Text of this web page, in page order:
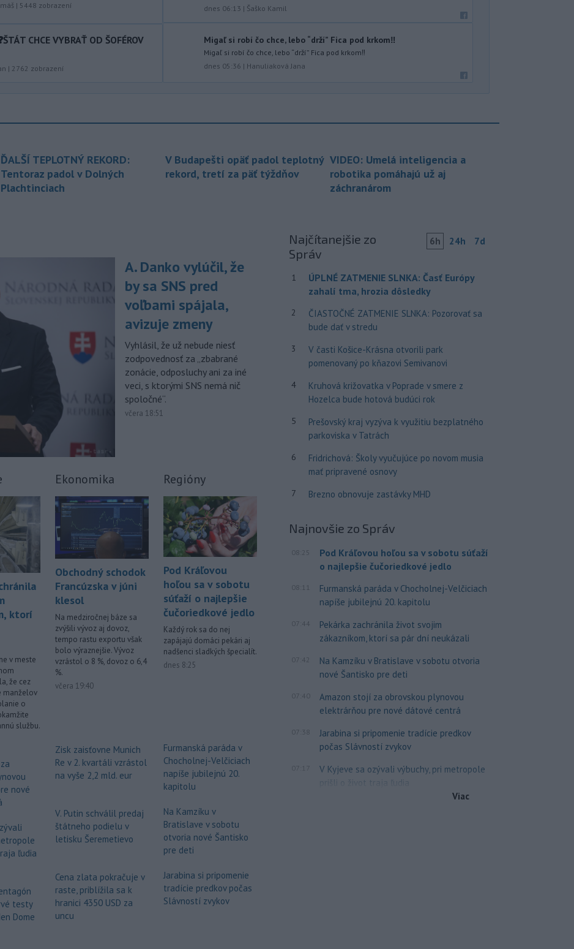
Podporu kandidatúre
Organizácie Spojených národov (OSN)
na roky 2028 až 2029 písomne
vyjadrilo už 123 zo 193 členských
cudzincov v Nitre uviedol prezident
SR Peter Pellegrini.
- Silné búrky vo štvrtok
vyvolali v hornatých oblastiach
západnéhoRakúska povodne a
zosuvy pôdy.
11:51 - Slovenský
hydrometeorologický ústav (SHMÚ)
varuje v piatok
pred búrkami vo
viacerých okresoch stredného a
východného Slovenska. Vydal preto
výstrahu prvého stupňa.
sú v pilotnej prevádzke.
11:03
Pre pretrvávajúce sucho,
horúčavy a nedostatok pitnej vody
boli do odvolania vyhlásené
mimoriadne situácie v obciach Nižný
Čaj a Vyšný Čaj v okrese Košice-okolie.
Viac >
| 5448 zobrazení
CHCE VYBRAŤ OD ŠOFÉROV
| 2762 zobrazení
dnes 06:13 | Šaško Kamil
Migaľ si robí čo chce, lebo “drží” Fica pod krkom‼️
Migaľ si robí čo chce, lebo “drží” Fica pod krkom‼️
dnes 05:36 | Hanuliaková Jana
ĎALŠÍ TEPLOTNÝ REKORD:
Tentoraz padol v Dolných
Plachtinciach
V Budapešti opäť padol teplotný
rekord, tretí za päť týždňov
VIDEO: Umelá inteligencia a
robotika pomáhajú už aj
záchranárom
A. Danko vylúčil, že
by sa SNS pred
voľbami spájala,
avizuje zmeny
Vyhlásil, že už nebude niesť
zodpovednosť za „zbabrané
zonácie, odposluchy ani za iné
veci, s ktorými SNS nemá nič
spoločné“.
včera 18:51
ktorí
v meste
že cez
manželov
o
službu.
nové
ľudia
testy
Dome
Ekonomika
Obchodný schodok
Francúzska v júni
klesol
Na medziročnej báze sa
zvýšili vývoz aj dovoz,
tempo rastu exportu však
bolo výraznejšie. Vývoz
vzrástol o 8 %, dovoz o 6,4
%.
včera 19:40
Zisk zaisťovne Munich
Re v 2. kvartáli vzrástol
na vyše 2,2 mld. eur
V. Putin schválil predaj
štátneho podielu v
letisku Šeremetievo
Cena zlata pokračuje v
raste, priblížila sa k
hranici 4350 USD za
uncu
Regióny
Pod Kráľovou
hoľou sa v sobotu
súťaží o najlepšie
čučoriedkové jedlo
Každý rok sa do nej
zapájajú domáci pekári aj
nadšenci sladkých špecialít.
dnes 8:25
Furmanská paráda v
Chocholnej-Velčiciach
napíše jubilejnú 20.
kapitolu
Na Kamzíku v
Bratislave v sobotu
otvoria nové Šantisko
pre deti
Jarabina si pripomenie
tradície predkov počas
Slávností zvykov
Najčítanejšie zo
Správ
6h 24h 7d
1
ÚPLNÉ ZATMENIE SLNKA: Časť Európy
zahalí tma, hrozia dôsledky
2
ČIASTOČNÉ ZATMENIE SLNKA: Pozorovať sa
bude dať v stredu
3
V časti Košice-Krásna otvorili park
pomenovaný po kňazovi Semivanovi
4
Kruhová križovatka v Poprade v smere z
Hozelca bude hotová budúci rok
5
Prešovský kraj vyzýva k využitiu bezplatného
parkoviska v Tatrách
6
Fridrichová: Školy vyučujúce po novom musia
mať pripravené osnovy
7 Brezno obnovuje zastávky MHD
Najnovšie zo Správ
08:25
Pod Kráľovou hoľou sa v sobotu súťaží
o najlepšie čučoriedkové jedlo
08:11
Furmanská paráda v Chocholnej-Velčiciach
napíše jubilejnú 20. kapitolu
07:44
Pekárka zachránila život svojim
zákazníkom, ktorí sa pár dní neukázali
07:42
Na Kamzíku v Bratislave v sobotu otvoria
nové Šantisko pre deti
07:40
Amazon stojí za obrovskou plynovou
elektrárňou pre nové dátové centrá
07:38
Jarabina si pripomenie tradície predkov
počas Slávností zvykov
V Kyjeve sa ozývali výbuchy, pri metropole
prišli o život traja ľudia
Viac